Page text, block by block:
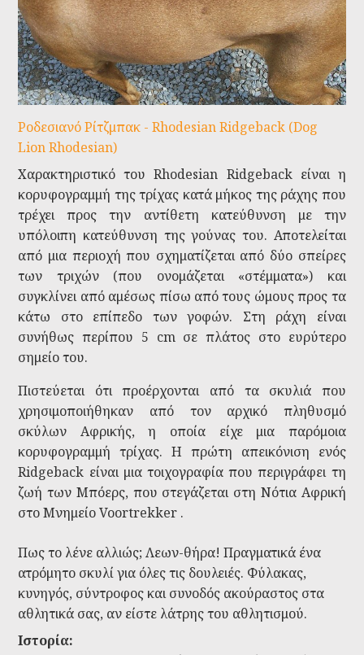
Ροδεσιανό Ρίτζμπακ - Rhodesian Ridgeback (Dog
Lion Rhodesian)
Χαρακτηριστικό του Rhodesian Ridgeback είναι η
κορυφογραμμή της τρίχας κατά μήκος της ράχης που
τρέχει προς την αντίθετη κατεύθυνση με την
υπόλοιπη κατεύθυνση της γούνας του. Αποτελείται
από μια περιοχή που σχηματίζεται από δύο σπείρες
των τριχών (που ονομάζεται «στέμματα») και
συγκλίνει από αμέσως πίσω από τους ώμους προς τα
κάτω στο επίπεδο των γοφών. Στη ράχη είναι
συνήθως περίπου 5 cm σε πλάτος στο ευρύτερο
σημείο του.
Πιστεύεται ότι προέρχονται από τα σκυλιά που
χρησιμοποιήθηκαν από τον αρχικό πληθυσμό
σκύλων Αφρικής, η οποία είχε μια παρόμοια
κορυφογραμμή τρίχας. Η πρώτη απεικόνιση ενός
Ridgeback είναι μια τοιχογραφία που περιγράφει τη
ζωή των Μπόερς, που στεγάζεται στη Νότια Αφρική
στο Μνημείο Voortrekker .
Πως το λένε αλλιώς; Λεων-θήρα! Πραγματικά ένα
ατρόμητο σκυλί για όλες τις δουλειές. Φύλακας,
κυνηγός, σύντροφος και συνοδός ακούραστος στα
αθλητικά σας, αν είστε λάτρης του αθλητισμού.
Ιστορία: